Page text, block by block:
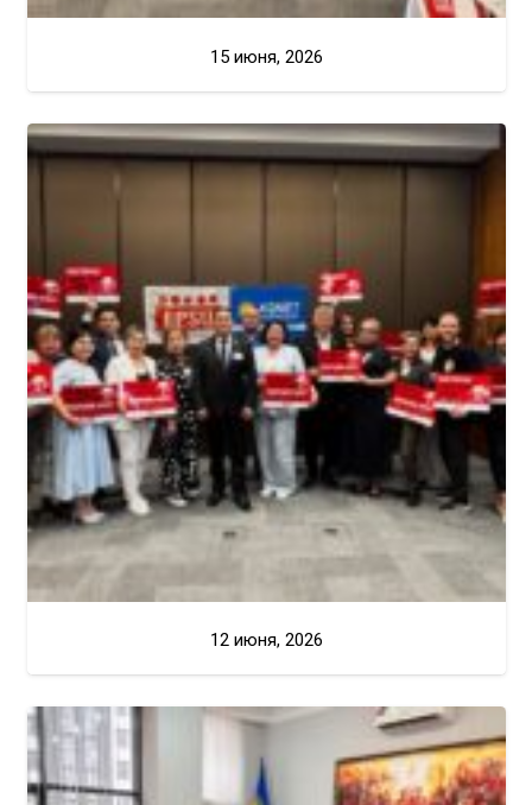
15 июня, 2026
12 июня, 2026